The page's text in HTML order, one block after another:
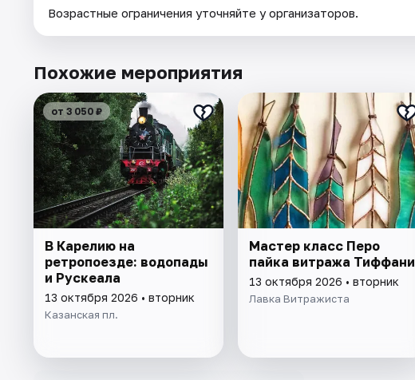
Возрастные ограничения уточняйте у организаторов.
Похожие мероприятия
от 3 050 ₽
В Карелию на
ретропоезде: водопады
и Рускеала
13 октября 2026 • вторник
Казанская пл.
Мастер класс Перо
пайка витража Тиффани
13 октября 2026 • вторник
Лавка Витражиста